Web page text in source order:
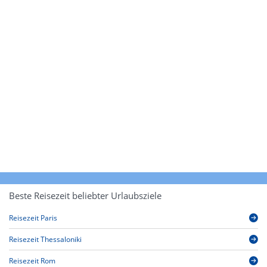
Beste Reisezeit beliebter Urlaubsziele
Reisezeit Paris
Reisezeit Thessaloniki
Reisezeit Rom